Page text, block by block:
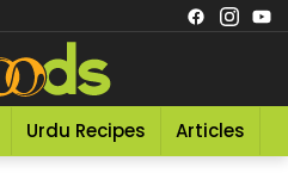
Urdu Recipes Articles